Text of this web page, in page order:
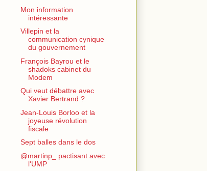
Mon information
intéressante
Villepin et la
communication cynique
du gouvernement
François Bayrou et le
shadoks cabinet du
Modem
Qui veut débattre avec
Xavier Bertrand ?
Jean-Louis Borloo et la
joyeuse révolution
fiscale
Sept balles dans le dos
@martinp_ pactisant avec
l'UMP